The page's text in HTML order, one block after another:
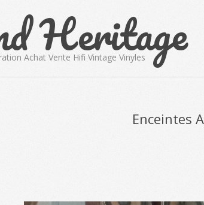
Heritage
Achat Vente Hifi Vintage Vinyles
Enceintes